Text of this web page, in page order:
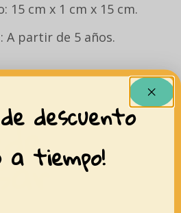
15 cm x 1 cm x 15 cm.
A partir de 5 años.
de descuento
tiempo!